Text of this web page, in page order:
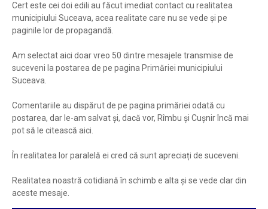
Cert este cei doi edili au făcut imediat contact cu realitatea
municipiului Suceava, acea realitate care nu se vede și pe
paginile lor de propagandă.
Am selectat aici doar vreo 50 dintre mesajele transmise de
suceveni la postarea de pe pagina Primăriei municipiului
Suceava.
Comentariile au dispărut de pe pagina primăriei odată cu
postarea, dar le-am salvat și, dacă vor, Rîmbu și Cușnir încă mai
pot să le citească aici.
În realitatea lor paralelă ei cred că sunt apreciați de suceveni.
Realitatea noastră cotidiană în schimb e alta și se vede clar din
aceste mesaje.